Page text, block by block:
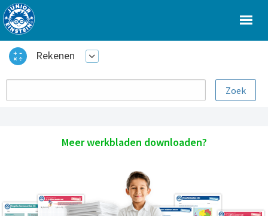
Rekenen
Meer werkbladen downloaden?